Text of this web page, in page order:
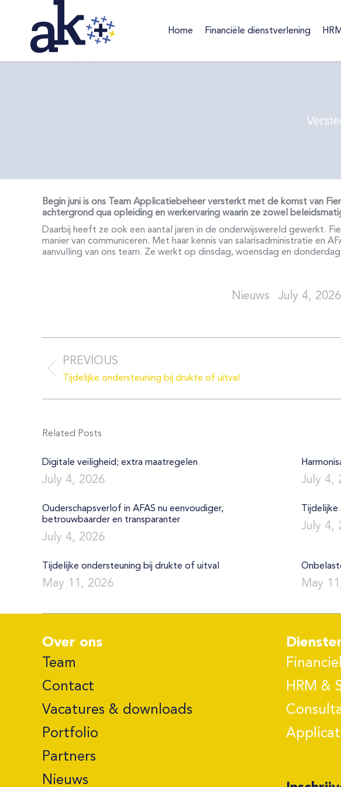
Home Financiële dienstverlening
Begin juni is ons Team Applicatiebeheer versterkt met de komst van
achtergrond qua opleiding en werkervaring waarin ze zowel
Daarbij heeft ze ook een aantal jaren in de onderwijswereld gewerkt.
manier van communiceren. Met haar kennis van salarisadministratie en
aanvulling van ons team. Ze werkt op dinsdag, woensdag en donderdag
July 4, 2026
PREVIOUS
Previous
post:
Tijdelijke ondersteuning bij drukte of uitval
Related Posts
Digitale veiligheid; extra maatregelen
July 4, 2026 July 4,
Ouderschapsverlof in AFAS nu eenvoudiger,
betrouwbaarder en transparanter
July 4, 2026
July 4,
Tijdelijke ondersteuning bij drukte of uitval
May 11, 2026 May
Over ons
Team
Contact
Vacatures & downloads
Portfolio
Partners
Nieuws
HRM &
Home Financiële dienstverlening